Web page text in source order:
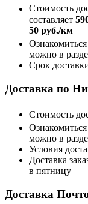
Стоимость
составляет
50 руб./км
можно в
Срок
Доставка по
Стоимость
можно в
Условия
Доставка
в пятницу
Доставка